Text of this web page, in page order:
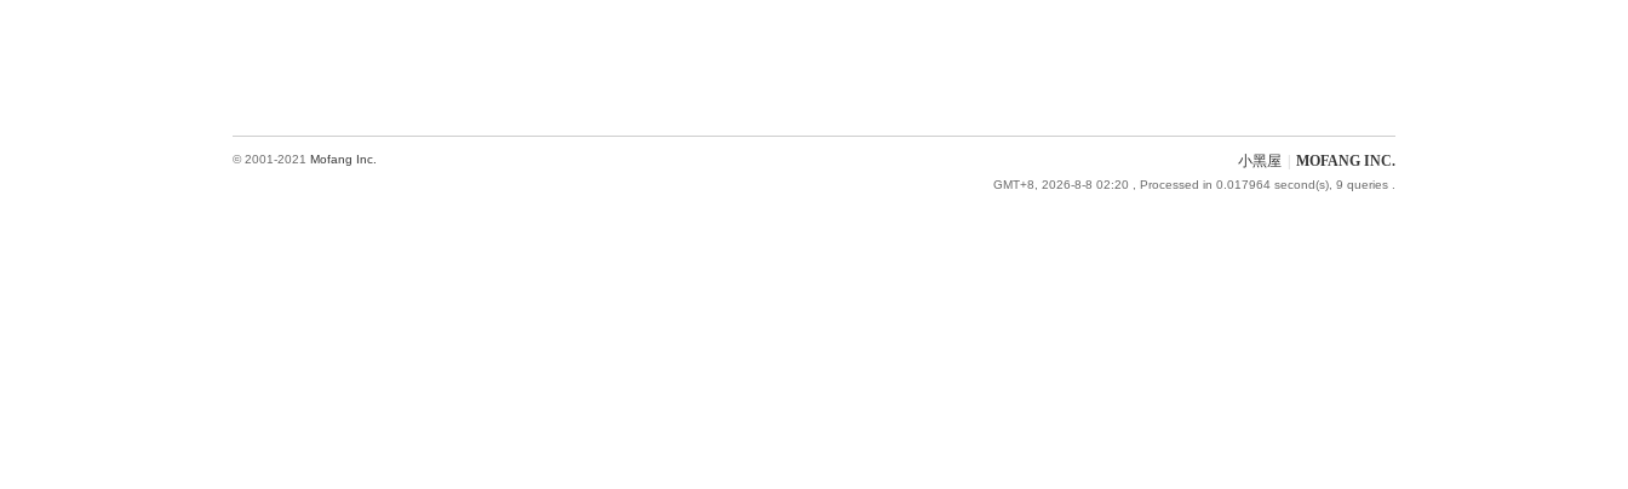
小黑屋 MOFANG INC.
GMT+8, 2026-8-8 02:20 , Processed in 0.017964 second(s), 9 queries .
© 2001-2021 Mofang Inc.